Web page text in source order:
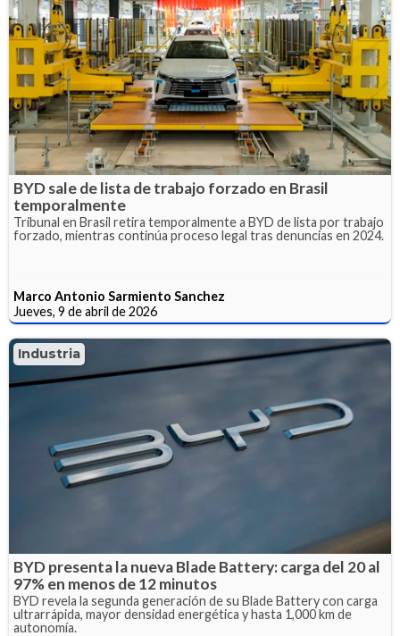
BYD sale de lista de trabajo forzado en Brasil
temporalmente
Tribunal en Brasil retira temporalmente a BYD de lista por trabajo
forzado, mientras continúa proceso legal tras denuncias en 2024.
Marco Antonio Sarmiento Sanchez
Jueves, 9 de abril de 2026
Industria
BYD presenta la nueva Blade Battery: carga del 20 al
97% en menos de 12 minutos
BYD revela la segunda generación de su Blade Battery con carga
ultrarrápida, mayor densidad energética y hasta 1,000 km de
autonomía.